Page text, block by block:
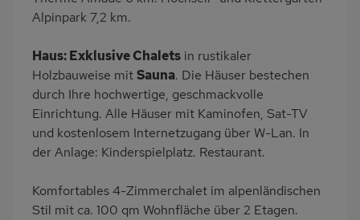
Herd (4 Kochfelder)
Backofen
Mikrowelle
Babybett
Nichtraucher
Haustiere/Hund
verboten
Wb/WC
Internet
Terrassenmöbel
Kaffeemaschine
Alpinpark 7,2 km.
Haus: Exklusive Chalets in rustikaler
Holzbauweise mitSauna. Die Häuser bestechen
durch Ihre hochwertige, geschmackvolle
Einrichtung. Alle Häuser mit Kaminofen, Sat-TV
und kostenlosem Internetzugang über W-Lan. In
der Anlage: Kinderspielplatz. Restaurant.
Komfortables 4-Zimmerchalet im alpenländischen
Stil mit ca. 100 qm Wohnfläche über 2 Etagen.